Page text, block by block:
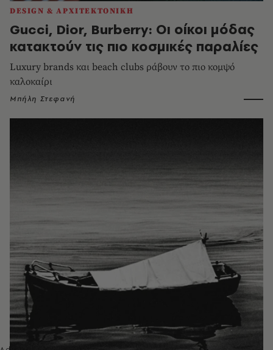
DESIGN & ΑΡΧΙΤΕΚΤΟΝΙΚΗ
Gucci, Dior, Burberry: Οι οίκοι μόδας
κατακτούν τις πιο κοσμικές παραλίες
Luxury brands και beach clubs ράβουν το πιο κομψό
καλοκαίρι
Μπήλη Στεφανή